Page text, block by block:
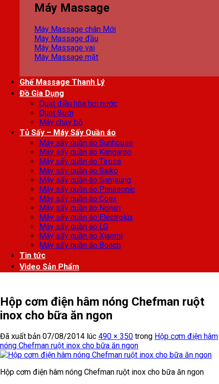
Máy Massage
Máy Massage chân
Máy Massage đầu
Máy Massage vai
Máy Massage mặt
Ghế Massage Thanh Lý
Đồ Gia Dụng
Quạt điều hòa hơi nước
Quạt Sưởi
Máy chạy bộ
Tủ Sấy – Máy Sấy Quần áo
Máy sấy quần áo Sunhouse
Máy sấy quần áo Kangaroo
Máy sấy quần áo Tiross
Máy sấy quần áo Saiko
Máy sấy quần áo Samsung
Máy sấy quần áo Panasonic
Máy sấy quần áo Coex
Máy sấy quần áo Nonan
Máy sấy quần áo Electrolux
Máy sấy quần áo LG
Máy sấy quần áo Xiaomi
Máy sấy quần áo Bosch
Tin tức
Video Sản Phẩm
Hộp cơm điện hâm nóng Chefman ruột
inox cho bữa ăn ngon
Đã xuất bản 07/08/2014 lúc 490 × 350 trong Hộp cơm điện hâm
nóng Chefman ruột inox cho bữa ăn ngon
Hộp cơm điện hâm nóng Chefman ruột inox cho bữa ăn ngon